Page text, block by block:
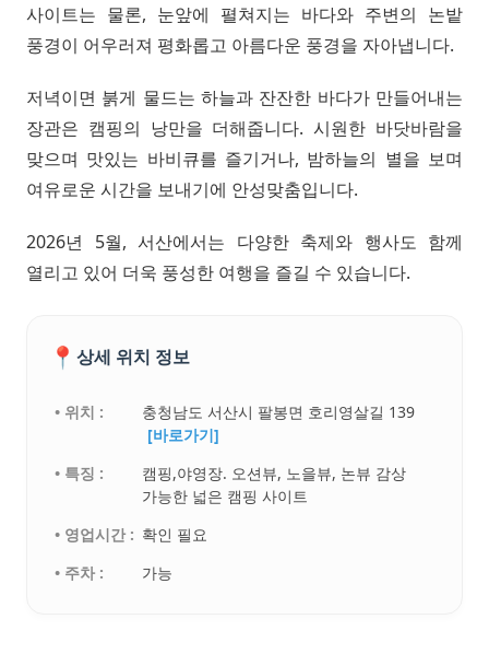
사이트는 물론, 눈앞에 펼쳐지는 바다와 주변의 논밭
풍경이 어우러져 평화롭고 아름다운 풍경을 자아냅니다.
저녁이면 붉게 물드는 하늘과 잔잔한 바다가 만들어내는
장관은 캠핑의 낭만을 더해줍니다. 시원한 바닷바람을
맞으며 맛있는 바비큐를 즐기거나, 밤하늘의 별을 보며
여유로운 시간을 보내기에 안성맞춤입니다.
2026년 5월, 서산에서는 다양한 축제와 행사도 함께
열리고 있어 더욱 풍성한 여행을 즐길 수 있습니다.
📍 상세 위치 정보
• 위치 :
충청남도 서산시 팔봉면 호리영살길 139
[바로가기]
• 특징 :
캠핑,야영장. 오션뷰, 노을뷰, 논뷰 감상
가능한 넓은 캠핑 사이트
• 영업시간 : 확인 필요
• 주차 :
가능